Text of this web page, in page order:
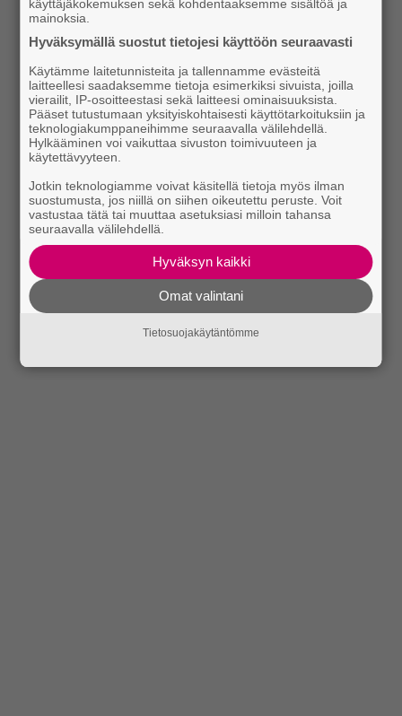
käyttäjäkokemuksen sekä kohdentaaksemme sisältöä ja
mainoksia.
Hyväksymällä suostut tietojesi käyttöön seuraavasti
Käytämme laitetunnisteita ja tallennamme evästeitä
laitteellesi saadaksemme tietoja esimerkiksi sivuista, joilla
vierailit, IP-osoitteestasi sekä laitteesi ominaisuuksista.
Pääset tutustumaan yksityiskohtaisesti käyttötarkoituksiin ja
teknologiakumppaneihimme seuraavalla välilehdellä.
Hylkääminen voi vaikuttaa sivuston toimivuuteen ja
käytettävyyteen.
Jotkin teknologiamme voivat käsitellä tietoja myös ilman
suostumusta, jos niillä on siihen oikeutettu peruste. Voit
vastustaa tätä tai muuttaa asetuksiasi milloin tahansa
seuraavalla välilehdellä.
Hyväksyn kaikki
Omat valintani
Tietosuojakäytäntömme